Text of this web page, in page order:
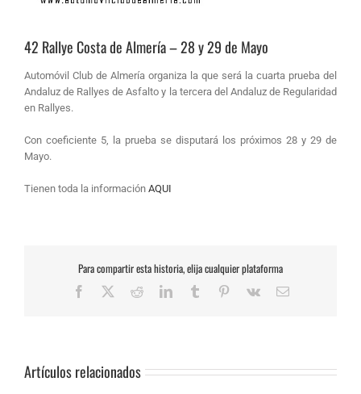
42 Rallye Costa de Almería – 28 y 29 de Mayo
Automóvil Club de Almería organiza la que será la cuarta prueba del
Andaluz de Rallyes de Asfalto y la tercera del Andaluz de Regularidad
en Rallyes.
Con coeficiente 5, la prueba se disputará los próximos 28 y 29 de
Mayo.
Tienen toda la información AQUI
Para compartir esta historia, elija cualquier plataforma
Facebook RedditLinkedInTumblr Pinterest
Vk
Correo
Artículos relacionados